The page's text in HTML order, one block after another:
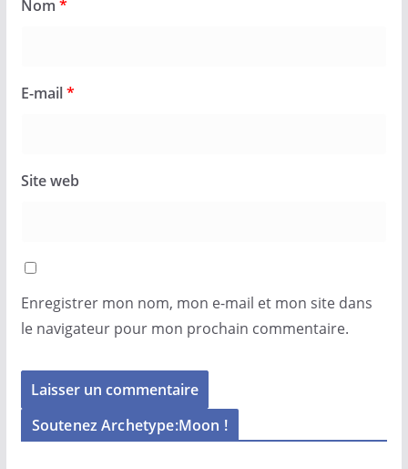
Nom *
E-mail*
Site web
Enregistrer mon nom, mon e-mail et mon site dans
le navigateur pour mon prochain commentaire.
Soutenez Archetype:Moon !